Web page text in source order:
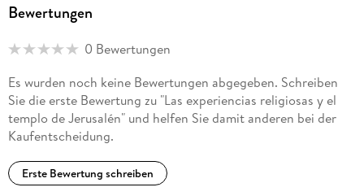
Bewertungen
0 Bewertungen
Es wurden noch keine Bewertungen abgegeben. Schreiben
Sie die erste Bewertung zu "Las experiencias religiosas y el
templo de Jerusalén" und helfen Sie damit anderen bei der
Kaufentscheidung.
Erste Bewertung schreiben